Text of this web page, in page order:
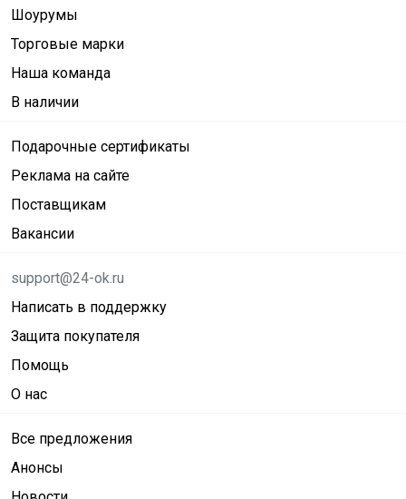
Шоурумы
Торговые марки
Наша команда
В наличии
Подарочные сертификаты
Реклама на сайте
Поставщикам
Вакансии
support@24-ok.ru
Написать в поддержку
Защита покупателя
Помощь
О нас
Все предложения
Анонсы